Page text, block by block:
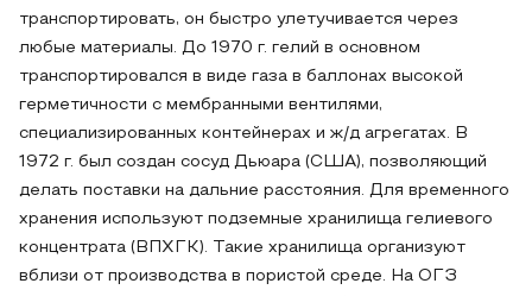
транспортировать, он быстро улетучивается через
любые материалы. До 1970 г. гелий в основном
транспортировался в виде газа в баллонах высокой
герметичности с мембранными вентилями,
специализированных контейнерах и ж/д агрегатах. В
1972 г. был создан сосуд Дьюара (США), позволяющий
делать поставки на дальние расстояния. Для временного
хранения используют подземные хранилища гелиевого
концентрата (ВПХГК). Такие хранилища организуют
вблизи от производства в пористой среде. На ОГЗ